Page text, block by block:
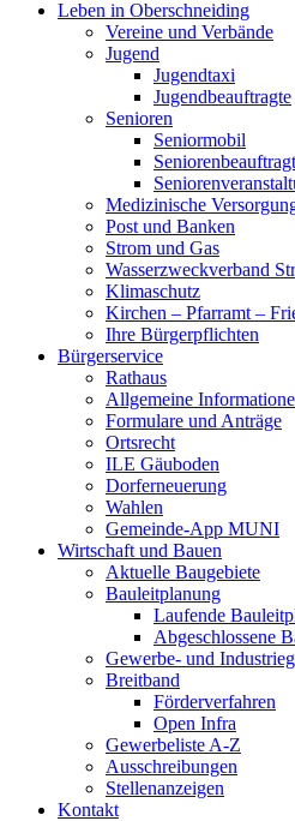
Leben in Oberschneiding
Vereine und Verbände
Jugend
Jugendtaxi
Jugendbeauftragte
Senioren
Seniormobil
Medizinische
Post und Banken
Strom und Gas
Wasserzweckverband
Klimaschutz
Kirchen – Pfarramt –
Ihre Bürgerpflichten
Bürgerservice
Rathaus
Allgemeine
Formulare und Anträge
Ortsrecht
ILE Gäuboden
Dorferneuerung
Wahlen
Gemeinde-App MUNI
Wirtschaft und Bauen
Aktuelle Baugebiete
Bauleitplanung
Laufende
Abgeschlossene
Gewerbe- und
Breitband
Förderverfahren
Open Infra
Gewerbeliste A-Z
Ausschreibungen
Stellenanzeigen
Kontakt